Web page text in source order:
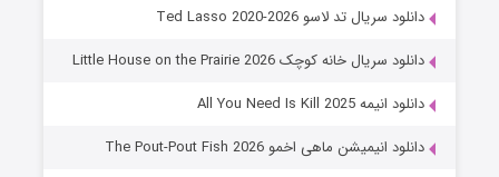
دانلود سریال تد لاسو Ted Lasso 2020-2026
دانلود سریال خانه کوچک Little House on the Prairie 2026
دانلود انیمه All You Need Is Kill 2025
دانلود انیمیشن ماهی اخمو The Pout-Pout Fish 2026